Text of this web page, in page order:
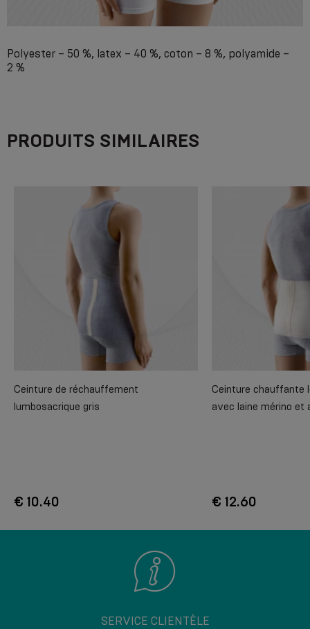
Polyester – 50 %, latex – 40 %, coton – 8 %, polyamide –
2 %
PRODUITS SIMILAIRES
Ceinture de réchauffement
lumbosacrique gris
€ 10.40
Ceinture chauffante
avec laine mérino et
€ 12.60
SERVICE CLIENTÈLE